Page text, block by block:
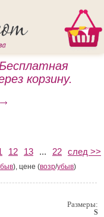
корзину.
12 13 ... 22 след >>
), цене (возр/убыв)
Размеры:
S